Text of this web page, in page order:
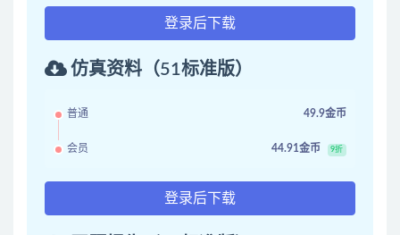
登录后下载
仿真资料（51标准版）
普通 49.9金币
会员 44.91金币 9折
登录后下载